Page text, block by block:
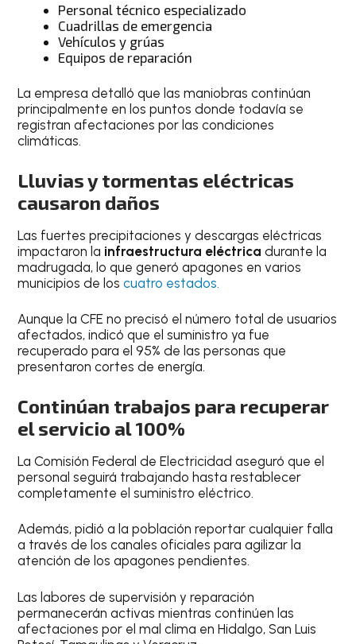
Personal técnico especializado
Cuadrillas de emergencia
Vehículos y grúas
Equipos de reparación
La empresa detalló que las maniobras continúan
principalmente en los puntos donde todavía se
registran afectaciones por las condiciones
climáticas.
Lluvias y tormentas eléctricas
causaron daños
Las fuertes precipitaciones y descargas eléctricas
impactaron la infraestructura eléctrica durante la
madrugada, lo que generó apagones en varios
municipios de loscuatro estados.
Aunque la CFE no precisó el número total de usuarios
afectados, indicó que el suministro ya fue
recuperado para el 95% de las personas que
presentaron cortes de energía.
Continúan trabajos para recuperar
el servicio al 100%
La Comisión Federal de Electricidad aseguró que el
personal seguirá trabajando hasta restablecer
completamente el suministro eléctrico.
Además, pidió a la población reportar cualquier falla
a través de los canales oficiales para agilizar la
atención de los apagones pendientes.
Las labores de supervisión y reparación
permanecerán activas mientras continúen las
afectaciones por el mal clima en Hidalgo, San Luis